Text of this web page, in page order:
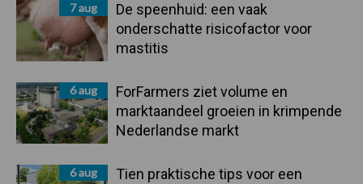
7 aug
De speenhuid: een vaak
onderschatte risicofactor voor
mastitis
6 aug
ForFarmers ziet volume en
marktaandeel groeien in krimpende
Nederlandse markt
6 aug
Tien praktische tips voor een